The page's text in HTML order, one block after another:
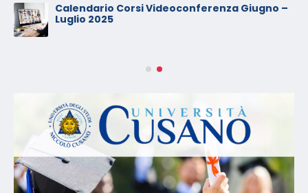
Calendario Corsi Videoconferenza Giugno –
Luglio 2025